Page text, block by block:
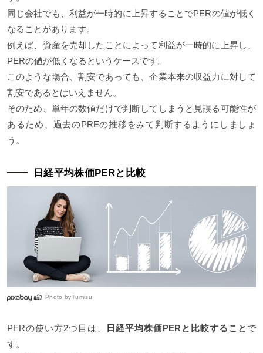
同じ会社でも、利益が一時的に上昇することでPERの値が低く
なることがあります。
例えば、資産を売却したことによって利益が一時的に上昇し、
PERの値が低くなるというケースです。
このような場合、割安であっても、企業本来の収益力に対して
割安であるとはいえません。
そのため、単年の数値だけで判断してしまうと見誤る可能性が
あるため、過去のPREの推移をみて判断するようにしましょ
う。
日経平均株価PERと比較
Photo byTumisu
PERの使い方2つ目は、 日経平均株価PERと比較すること で
す。